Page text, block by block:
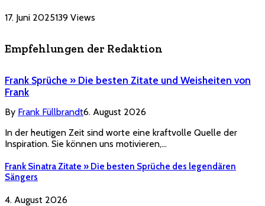
17. Juni 2025139 Views
Empfehlungen der Redaktion
Frank Sprüche » Die besten Zitate und Weisheiten von
Frank
By Frank Füllbrandt6. August 2026
In der heutigen Zeit sind worte eine kraftvolle Quelle der
Inspiration. Sie können uns motivieren,…
Frank Sinatra Zitate » Die besten Sprüche des legendären
Sängers
4. August 2026